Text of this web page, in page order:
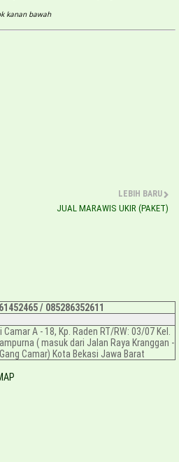
kanan bawah
LEBIH BARU
JUAL MARAWIS UKIR (PAKET)
/ 085286352611
A - 18, Kp. Raden RT/RW: 03/07 Kel.
( masuk dari Jalan Raya Kranggan -
Camar) Kota Bekasi Jawa Barat